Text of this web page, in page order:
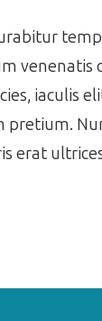
iaculis